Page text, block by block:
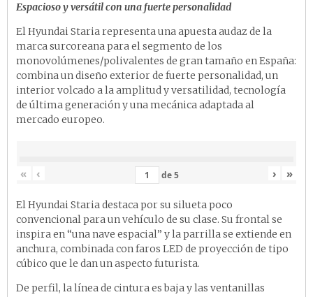
Espacioso y versátil con una fuerte personalidad
El Hyundai Staria representa una apuesta audaz de la
marca surcoreana para el segmento de los
monovolúmenes/polivalentes de gran tamaño en España:
combina un diseño exterior de fuerte personalidad, un
interior volcado a la amplitud y versatilidad, tecnología
de última generación y una mecánica adaptada al
mercado europeo.
« ‹ de5 › »
El Hyundai Staria destaca por su silueta poco
convencional para un vehículo de su clase. Su frontal se
inspira en “una nave espacial” y la parrilla se extiende en
anchura, combinada con faros LED de proyección de tipo
cúbico que le dan un aspecto futurista.
De perfil, la línea de cintura es baja y las ventanillas